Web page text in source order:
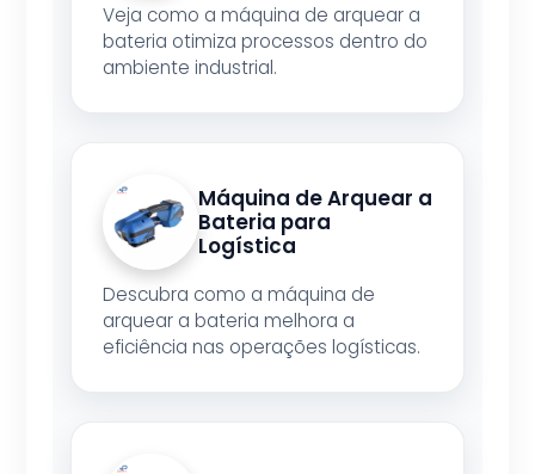
Veja como a máquina de arquear a
bateria otimiza processos dentro do
ambiente industrial.
Máquina de Arquear a
Bateria para
Logística
Descubra como a máquina de
arquear a bateria melhora a
eficiência nas operações logísticas.